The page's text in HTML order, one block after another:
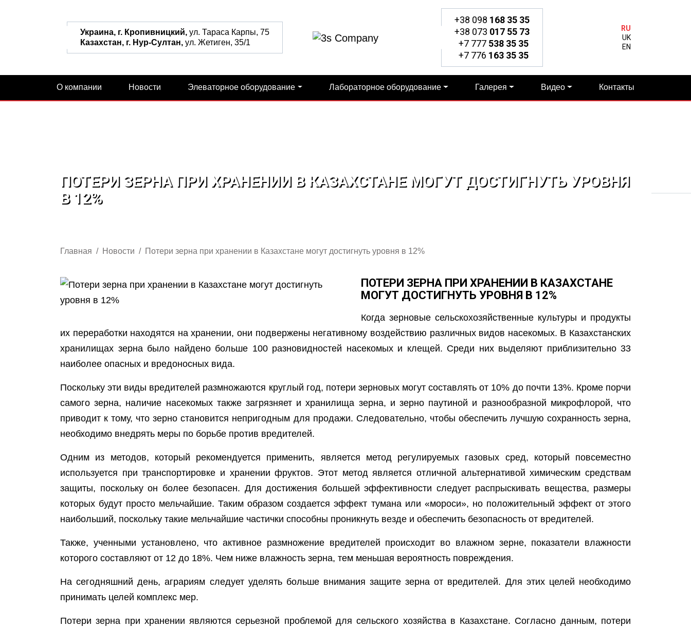
Украина, г. Кропивницкий,ул. Тараса Карпы, 75
Казахстан, г. Нур-Султан,ул. Жетиген, 35/1
+38 098 168 35 35
+38 073 017 55 73
+7 777 538 35 35
+7 776 163 35 35
RU
UK
EN
О компании Новости Элеваторное оборудование Лабораторное оборудование Галерея Видео Контакты
ПОТЕРИ ЗЕРНА ПРИ ХРАНЕНИИ В КАЗАХСТАНЕ МОГУТ ДОСТИГНУТЬ УРОВНЯ
В 12%
Главная Новости Потери зерна при хранении в Казахстане могут достигнуть уровня в 12%
ПОТЕРИ ЗЕРНА ПРИ ХРАНЕНИИ В КАЗАХСТАНЕ
МОГУТ ДОСТИГНУТЬ УРОВНЯ В 12%
Когда зерновые сельскохозяйственные культуры и продукты
их переработки находятся на хранении, они подвержены негативному воздействию различных видов насекомых. В Казахстанских
хранилищах зерна было найдено больше 100 разновидностей насекомых и клещей. Среди них выделяют приблизительно 33
наиболее опасных и вредоносных вида.
Поскольку эти виды вредителей размножаются круглый год, потери зерновых могут составлять от 10% до почти 13%. Кроме порчи
самого зерна, наличие насекомых также загрязняет и хранилища зерна, и зерно паутиной и разнообразной микрофлорой, что
приводит к тому, что зерно становится непригодным для продажи. Следовательно, чтобы обеспечить лучшую сохранность зерна,
необходимо внедрять меры по борьбе против вредителей.
Одним из методов, который рекомендуется применить, является метод регулируемых газовых сред, который повсеместно
используется при транспортировке и хранении фруктов. Этот метод является отличной альтернативой химическим средствам
защиты, поскольку он более безопасен. Для достижения большей эффективности следует распрыскивать вещества, размеры
которых будут просто мельчайшие. Таким образом создается эффект тумана или «мороси», но положительный эффект от этого
наибольший, поскольку такие мельчайшие частички способны проникнуть везде и обеспечить безопасность от вредителей.
Также, ученными установлено, что активное размножение вредителей происходит во влажном зерне, показатели влажности
которого составляют от 12 до 18%. Чем ниже влажность зерна, тем меньшая вероятность повреждения.
На сегодняшний день, аграриям следует уделять больше внимания защите зерна от вредителей. Для этих целей необходимо
принимать целей комплекс мер.
Потери зерна при хранении являются серьезной проблемой для сельского хозяйства в Казахстане. Согласно данным, потери